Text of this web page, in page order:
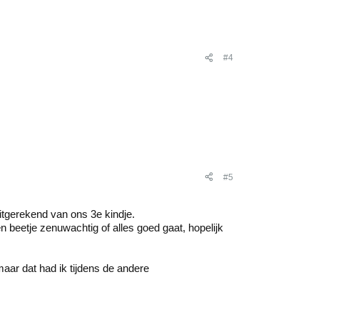
#4
#5
van ons 3e kindje.
beetje zenuwachtig of alles goed gaat, hopelijk
dat had ik tijdens de andere